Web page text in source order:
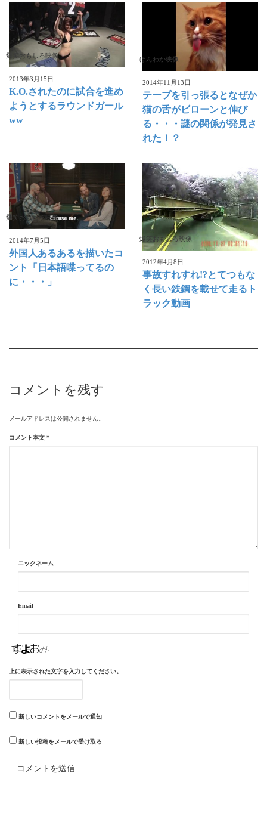
爆笑おもしろ映像
2013年3月15日
K.O.されたのに試合を進め
ようとするラウンドガール
ww
ほんわか映像
2014年11月13日
テープを引っ張るとなぜか
猫の舌がビローンと伸び
る・・・謎の関係が発見さ
れた！？
爆笑おもしろ映像
2014年7月5日
外国人あるあるを描いたコ
ント「日本語喋ってるの
に・・・」
爆笑おもしろ映像
2012年4月8日
事故すれすれ!?とてつもな
く長い鉄鋼を載せて走るト
ラック動画
コメントを残す
メールアドレスは公開されません。
コメント本文 *
ニックネーム
Email
上に表示された文字を入力してください。
新しいコメントをメールで通知
新しい投稿をメールで受け取る